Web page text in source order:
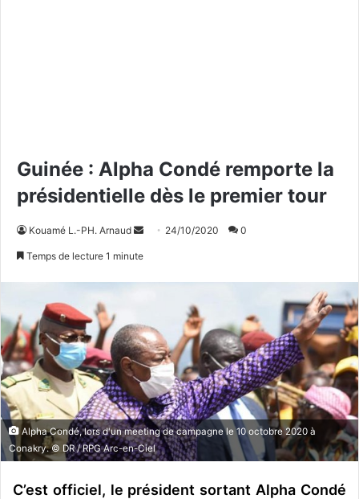
Guinée : Alpha Condé remporte la
présidentielle dès le premier tour
Kouamé L.-PH. Arnaud
e
r
u
n
c
o
u
r
24/10/2020 0
Temps de lecture 1 minute
Alpha Condé, lors d'un meeting de campagne le 10 octobre 2020 à
Conakry. © DR / RPG Arc-en-Ciel
C’est officiel, le président sortant Alpha Condé